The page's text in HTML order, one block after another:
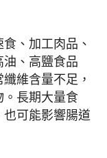
、加工肉品、
、高鹽食品
維含量不足，
長期大量食
可能影響腸道